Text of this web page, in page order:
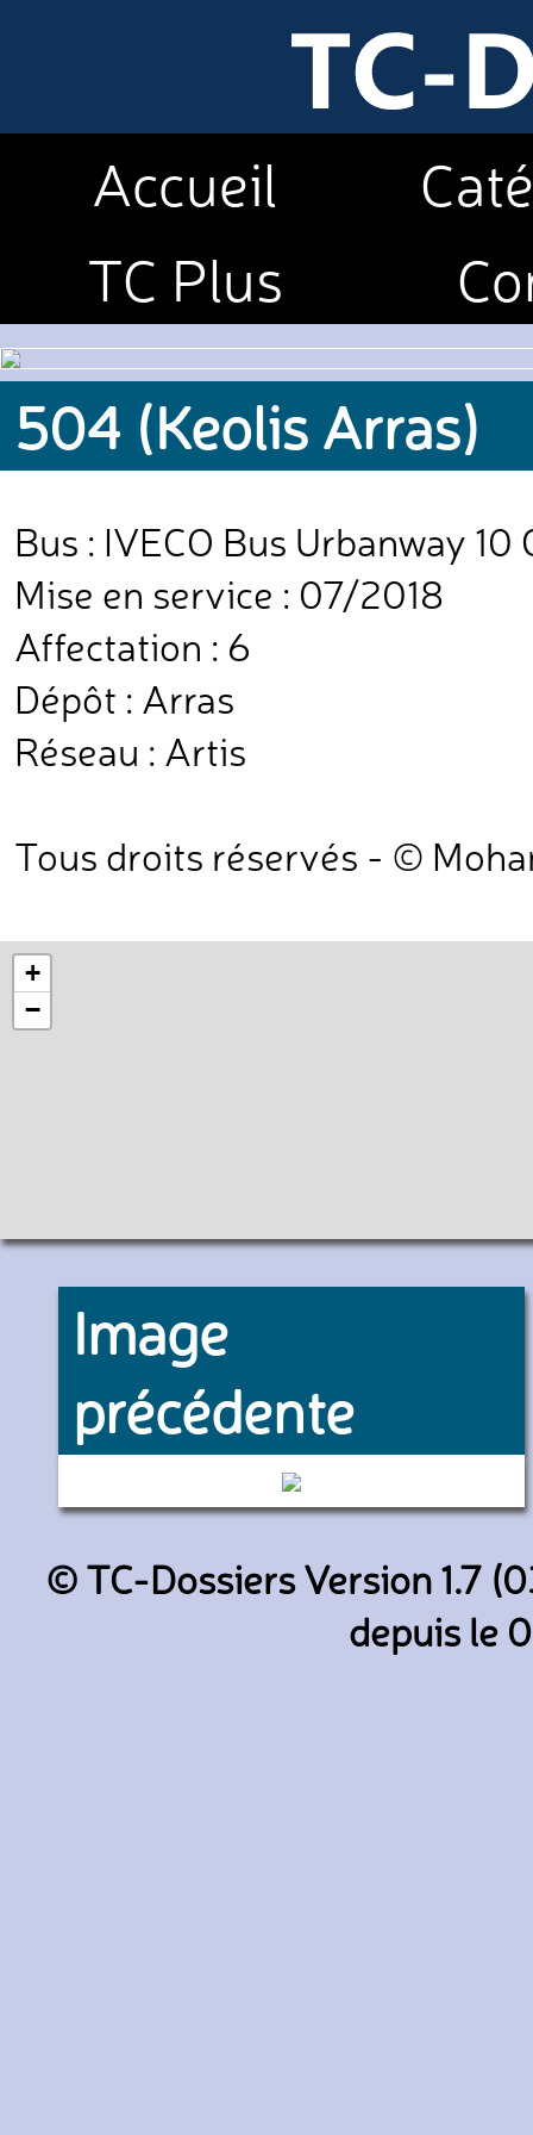
Accueil
TC Plus
504 (Keolis Arras)
Bus : IVECO Bus Urbanway 10
Mise en service : 07/2018
Affectation : 6
Dépôt : Arras
Réseau : Artis
Tous droits réservés - ©
+
−
Image
précédente
- (Véhicules de
© TC-Dossiers Version 1.7
depuis le